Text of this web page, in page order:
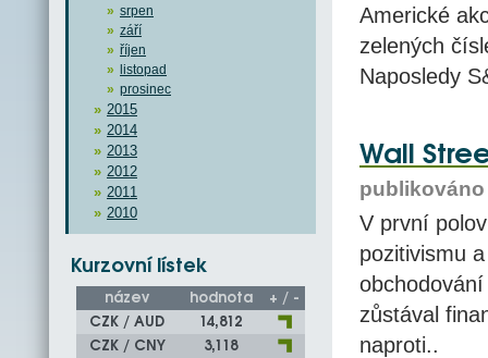
srpen
září
říjen
listopad
prosinec
2015
2014
2013
2012
2011
2010
Kurzovní lístek
název hodnota
+ / -
CZK / AUD
14,812
CZK / CNY
3,118
Americké
zelených
Naposledy
Wall
publikováno
V první
pozitivismu
zůstával
naproti..